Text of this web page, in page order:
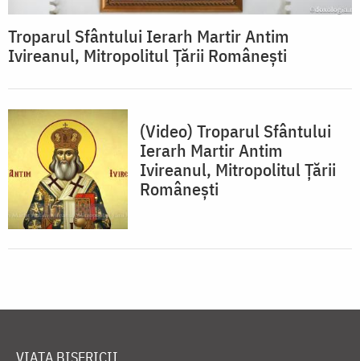
Troparul Sfântului Ierarh Martir Antim
Ivireanul, Mitropolitul Țării Românești
(Video) Troparul Sfântului
Ierarh Martir Antim
Ivireanul, Mitropolitul Țării
Românești